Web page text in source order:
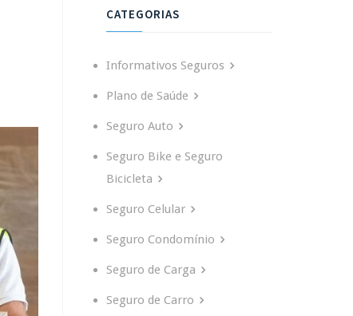
CATEGORIAS
Informativos Seguros
Plano de Saúde
Seguro Auto
Seguro Bike e Seguro
Bicicleta
Seguro Celular
Seguro Condomínio
Seguro de Carga
Seguro de Carro